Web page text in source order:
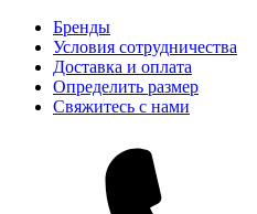
Бренды
Условия сотрудничества
Доставка и оплата
Определить размер
Свяжитесь с нами